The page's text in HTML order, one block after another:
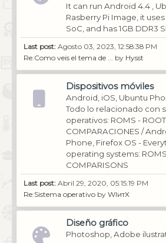
It can run Android 4.4 ,
Rasberry Pi Image, it
SoC, and has 1GB DDR3
Last post: Agosto 03, 2023, 12:58:38 PM
Re:Como veis el tema de ...
by Hysst
Dispositivos móviles
Android, iOS, Ubuntu
Todo lo relacionado con
operativos: ROMS -
COMPARACIONES /
Phone, Firefox OS -
operating systems:
COMPARISONS
Last post: Abril 29, 2020, 05:15:19 PM
Re:Sistema operativo by WIитX
Diseño gráfico
Photoshop, Adobe